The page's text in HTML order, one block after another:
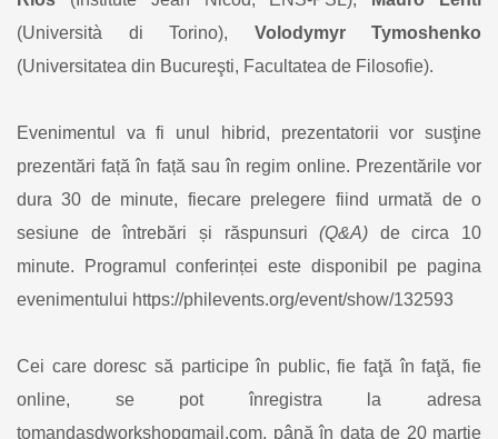
(Università di Torino), Volodymyr Tymoshenko
(Universitatea din Bucureşti, Facultatea de Filosofie).
Evenimentul va fi unul hibrid, prezentatorii vor susţine
prezentări față în față sau în regim online. Prezentările vor
dura 30 de minute, fiecare prelegere fiind urmată de o
sesiune de întrebări și răspunsuri(Q&A) de circa 10
minute. Programul conferinței este disponibil pe pagina
evenimentului https://philevents.org/event/show/132593
Cei care doresc să participe în public, fie faţă în faţă, fie
online, se pot înregistra la adresa
tomandasdworkshopgmail.com, până în data de 20 martie